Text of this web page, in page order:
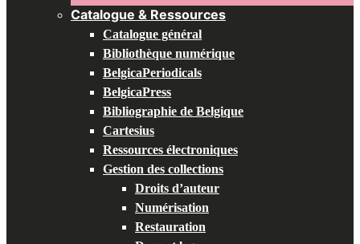
Catalogue & Ressources
Catalogue général
Bibliothèque numérique
BelgicaPeriodicals
BelgicaPress
Bibliographie de Belgique
Cartesius
Ressources électroniques
Gestion des collections
Droits d’auteur
Numérisation
Restauration